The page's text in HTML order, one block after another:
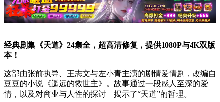
经典剧集《天道》24集全，超高清修复，提供1080P与4K双版
本！
这部由张前执导、王志文与左小青主演的剧情爱情剧，改编自
豆豆的小说《遥远的救世主》。故事通过一段感人至深的爱
情，以及对商业与人性的探讨，揭示了“天道”的哲理。